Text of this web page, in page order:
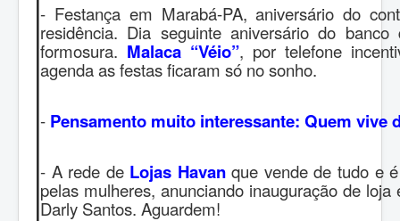
- Festança em Marabá-PA, aniversário do
residência. Dia seguinte aniversário do
formosura. Malaca “Véio”, por telefone
agenda as festas ficaram só no sonho.
- Pensamento muito interessante: Quem vive
- A rede de Lojas Havanque vende de tudo e
pelas mulheres, anunciando inauguração de
Darly Santos. Aguardem!